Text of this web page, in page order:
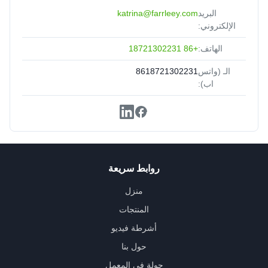
البريد
الإلكتروني:
katrina@farrleey.com
الهاتف:+86 18721302231
الـ (واتس
اب):
8618721302231
روابط سريعة
منزل
المنتجات
أشرطة فيديو
حول بنا
جولة في المعمل